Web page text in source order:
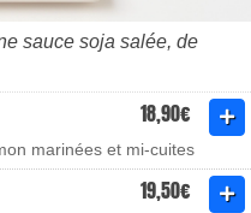
sauce soja salée, de
18,90€
marinées et mi-cuites
19,50€